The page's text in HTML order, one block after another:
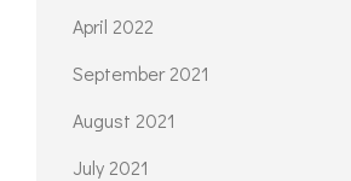
April 2022
September 2021
August 2021
July 2021